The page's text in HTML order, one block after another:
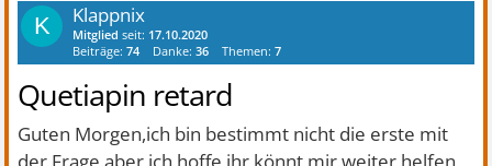
K Klappnix
Mitglied seit: 17.10.2020
Beiträge:74 Danke:36 Themen:7
Quetiapin retard
Guten Morgen,ich bin bestimmt nicht die erste mit
der Frage,aber ich hoffe ihr könnt mir weiter helfen